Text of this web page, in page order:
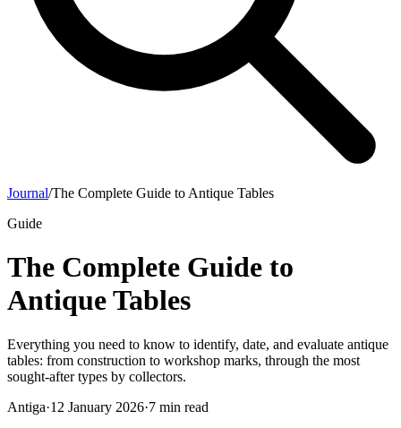
Journal/The Complete Guide to Antique Tables
Guide
The Complete Guide to
Antique Tables
Everything you need to know to identify, date, and evaluate antique
tables: from construction to workshop marks, through the most
sought-after types by collectors.
Antiga·12 January 2026·7 min read